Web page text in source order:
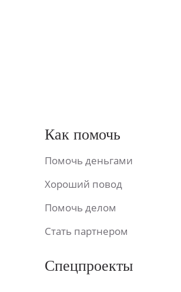
Как помочь
Помочь деньгами
Хороший повод
Помочь делом
Стать партнером
Спецпроекты